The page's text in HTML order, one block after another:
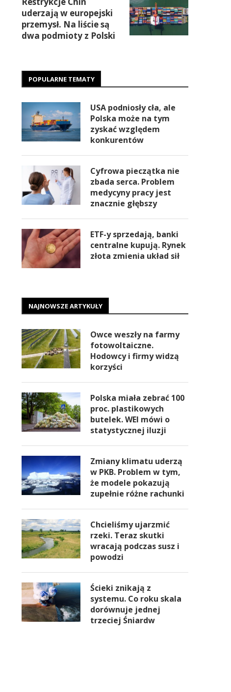
uderzają w europejski
przemysł. Na liście są
dwa podmioty z Polski
POPULARNE TEMATY
USA podniosły cła, ale
Polska może na tym
zyskać względem
konkurentów
Cyfrowa pieczątka nie
zbada serca. Problem
medycyny pracy jest
znacznie głębszy
ETF-y sprzedają, banki
centralne kupują. Rynek
złota zmienia układ sił
NAJNOWSZE ARTYKUŁY
Owce weszły na farmy
fotowoltaiczne.
Hodowcy i firmy widzą
korzyści
Polska miała zebrać 100
proc. plastikowych
butelek. WEI mówi o
statystycznej iluzji
Zmiany klimatu uderzą
w PKB. Problem w tym,
że modele pokazują
zupełnie różne rachunki
Chcieliśmy ujarzmić
rzeki. Teraz skutki
wracają podczas susz i
powodzi
Ścieki znikają z
systemu. Co roku skala
dorównuje jednej
trzeciej Śniardw